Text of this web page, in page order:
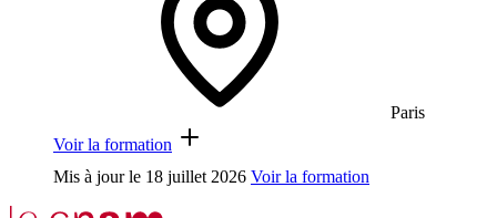
Paris
Voir la formation
Mis à jour le 18 juillet 2026 Voir la formation